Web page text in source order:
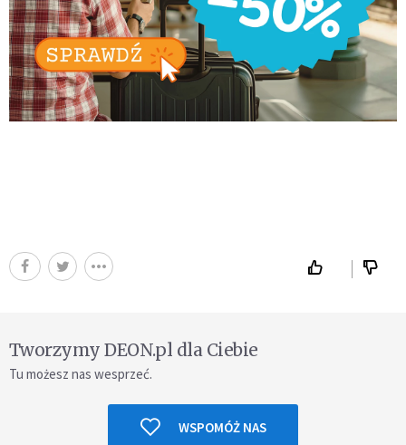
Tworzymy DEON.pl dla Ciebie
Tu możesz nas wesprzeć.
WSPOMÓŻ NAS